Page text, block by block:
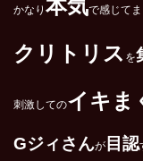
かなり 本気で感じてま
クリトリス を
刺激してのイキま
Gジィさんが 目認